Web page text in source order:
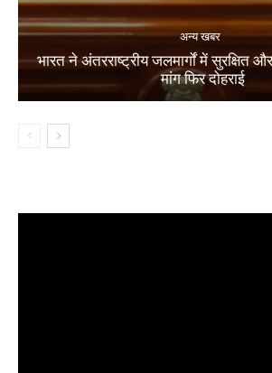
अन्य खबर
भारत ने अंतरराष्ट्रीय जलमार्गों में सुरक्षित
मांग फिर दोहराई